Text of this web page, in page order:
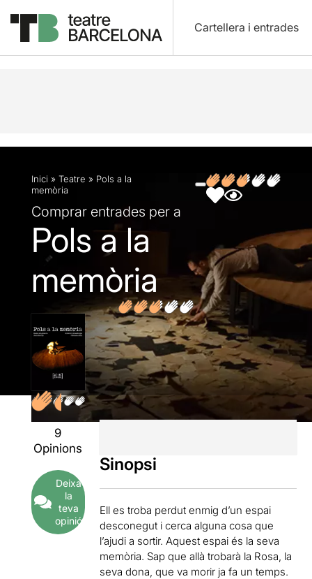
Cartellera i entrades
Descripció Fitxa artística Fotos i vídeos
Inici » Teatre » Pols a la
memòria
Comprar entrades per a
Pols a la
memòria
9
Opinions
Deixa
la
teva
opinió
Sinopsi
Ell es troba perdut enmig d’un espai
desconegut i cerca alguna cosa que
l’ajudi a sortir. Aquest espai és la seva
memòria. Sap que allà trobarà la Rosa, la
seva dona, que va morir ja fa un temps.